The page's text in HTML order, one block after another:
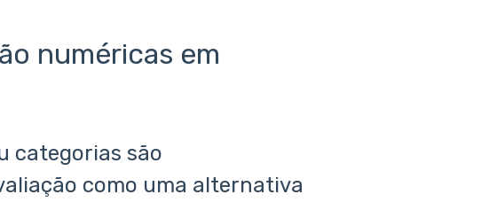
numéricas em
categorias são
como uma alternativa